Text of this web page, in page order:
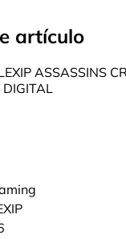
artículo
ASSASSINS